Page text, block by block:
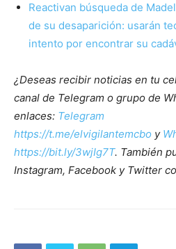
Reactivan búsqueda de
de su desaparición: usarán
intento por encontrar su
¿Deseas recibir noticias en tu
canal de Telegram o grupo de
enlaces: Telegram
https://t.me/elvigilantemcbo y
https://bit.ly/3wjIg7T. También
Instagram, Facebook y Twitter